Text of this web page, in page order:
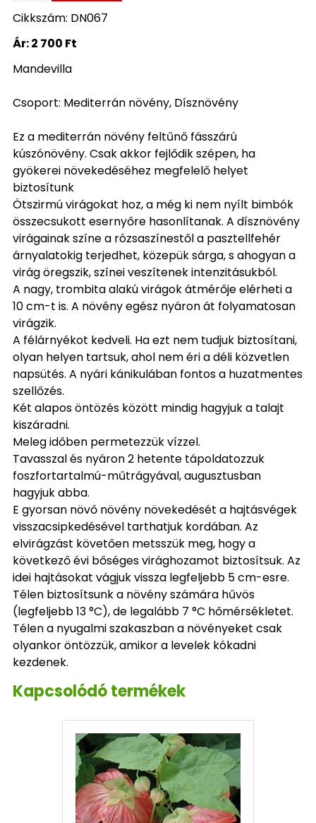
Cikkszám: DN067
Ár:2 700 Ft
Mandevilla
Csoport: Mediterrán növény, Dísznövény
Ez a mediterrán növény feltűnő fásszárú
kúszónövény. Csak akkor fejlődik szépen, ha
gyökerei növekedéséhez megfelelő helyet
biztosítunk
Ötszirmú virágokat hoz, a még ki nem nyílt bimbók
összecsukott esernyőre hasonlítanak. A dísznövény
virágainak színe a rózsaszínestől a pasztellfehér
árnyalatokig terjedhet, közepük sárga, s ahogyan a
virág öregszik, színei veszítenek intenzitásukból.
A nagy, trombita alakú virágok átmérője elérheti a
10 cm-t is. A növény egész nyáron át folyamatosan
virágzik.
A félárnyékot kedveli. Ha ezt nem tudjuk biztosítani,
olyan helyen tartsuk, ahol nem éri a déli közvetlen
napsütés. A nyári kánikulában fontos a huzatmentes
szellőzés.
Két alapos öntözés között mindig hagyjuk a talajt
kiszáradni.
Meleg időben permetezzük vízzel.
Tavasszal és nyáron 2 hetente tápoldatozzuk
foszfortartalmú-műtrágyával, augusztusban
hagyjuk abba.
E gyorsan növő növény növekedését a hajtásvégek
visszacsipkedésével tarthatjuk kordában. Az
elvirágzást követően metsszük meg, hogy a
következő évi bőséges virághozamot biztosítsuk. Az
idei hajtásokat vágjuk vissza legfeljebb 5 cm-esre.
Télen biztosítsunk a növény számára hűvös
(legfeljebb 13 °C), de legalább 7 °C hőmérsékletet.
Télen a nyugalmi szakaszban a növényeket csak
olyankor öntözzük, amikor a levelek kókadni
kezdenek.
Kapcsolódó termékek